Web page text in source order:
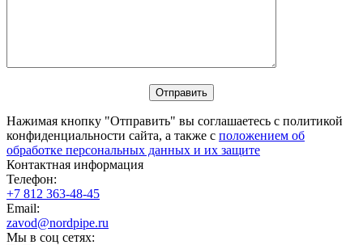
Нажимая кнопку "Отправить" вы соглашаетесь с политикой
конфиденциальности сайта, а также с положением об
обработке персональных данных и их защите
Контактная информация
Телефон:
+7 812 363-48-45
Email:
zavod@nordpipe.ru
Мы в соц сетях: